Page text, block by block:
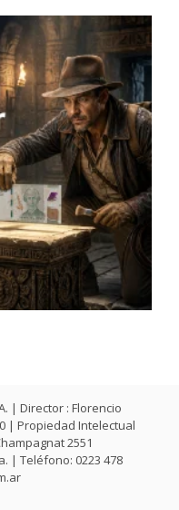
| Director : Florencio
| Propiedad Intelectual
2551
| Teléfono: 0223 478